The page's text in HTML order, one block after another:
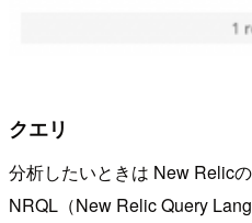
クエリ
分析したいときは New Relic
NRQL（New Relic Query